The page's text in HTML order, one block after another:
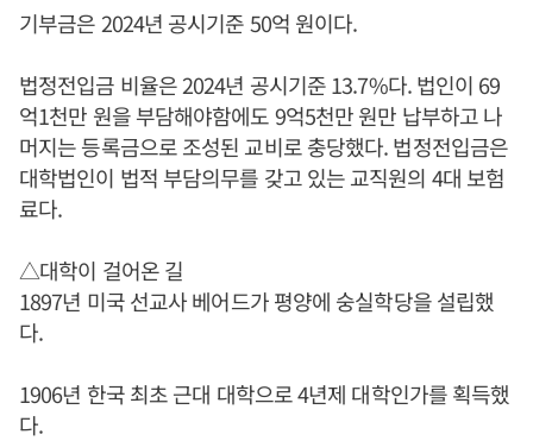
기부금은 2024년 공시기준 50억 원이다.
법정전입금 비율은 2024년 공시기준 13.7%다. 법인이 69
억1천만 원을 부담해야함에도 9억5천만 원만 납부하고 나
머지는 등록금으로 조성된 교비로 충당했다. 법정전입금은
대학법인이 법적 부담의무를 갖고 있는 교직원의 4대 보험
료다.
△대학이 걸어온 길
1897년 미국 선교사 베어드가 평양에 숭실학당을 설립했
다.
1906년 한국 최초 근대 대학으로 4년제 대학인가를 획득했
다.